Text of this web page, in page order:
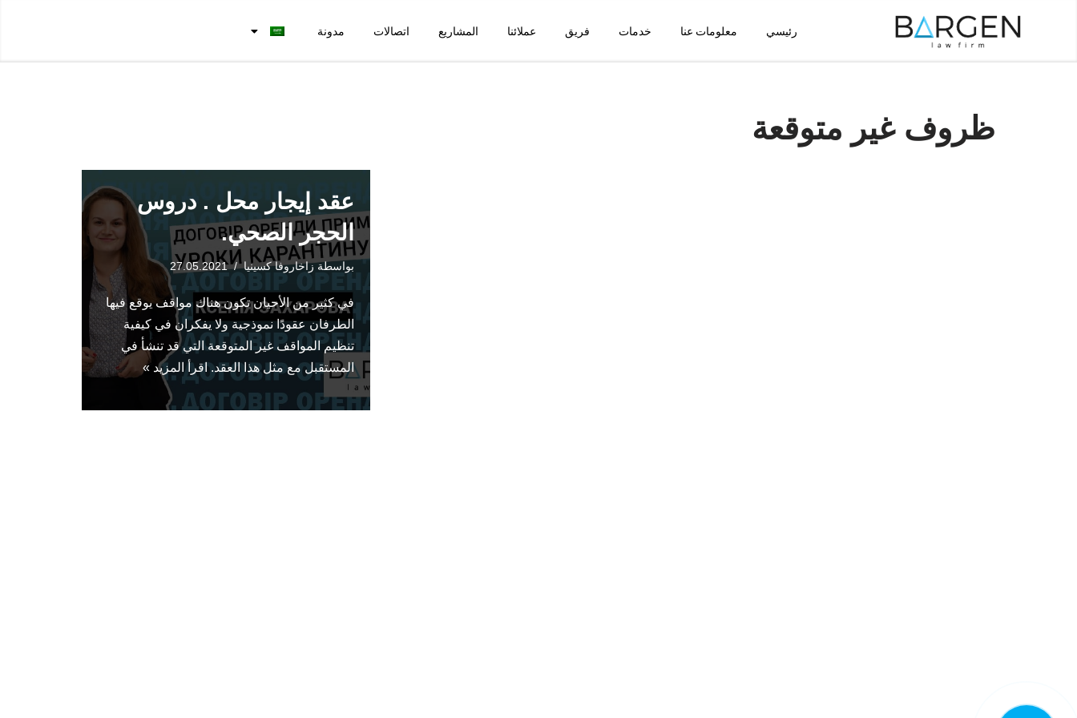
رئيسي معلومات عنا خدمات فريق عملائنا المشاريع اتصالات مدونة
ظروف غير متوقعة
عقد إيجار محل . دروس
الحجر الصحي.
بواسطةزاخاروفا كسينيا 27.05.2021
في كثير من الأحيان تكون هناك مواقف يوقع فيها
الطرفان عقودًا نموذجية ولا يفكران في كيفية
تنظيم المواقف غير المتوقعة التي قد تنشأ في
المستقبل مع مثل هذا العقد.اقرأ المزيد »